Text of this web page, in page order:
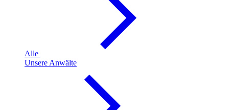
Alle
Unsere Anwälte